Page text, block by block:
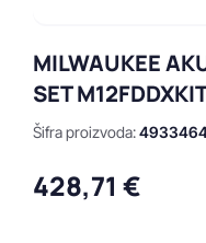
MILWAUKEE
SET
Šifra proizvoda:
428,71 €